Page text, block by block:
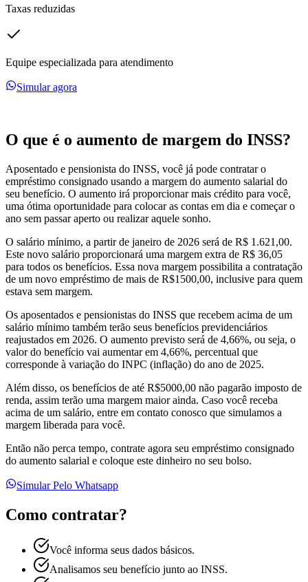
Taxas reduzidas
Equipe especializada para atendimento
Simular agora
O que é o aumento de margem do INSS?
Aposentado e pensionista do INSS, você já pode contratar o
empréstimo consignado usando a margem do aumento salarial do
seu benefício. O aumento irá proporcionar mais crédito para você,
uma ótima oportunidade para colocar as contas em dia e começar o
ano sem passar aperto ou realizar aquele sonho.
O salário mínimo, a partir de janeiro de 2026 será de R$ 1.621,00.
Este novo salário proporcionará uma margem extra de R$ 36,05
para todos os benefícios. Essa nova margem possibilita a contratação
de um novo empréstimo de mais de R$1500,00, inclusive para quem
estava sem margem.
Os aposentados e pensionistas do INSS que recebem acima de um
salário mínimo também terão seus benefícios previdenciários
reajustados em 2026. O aumento previsto será de 4,66%, ou seja, o
valor do benefício vai aumentar em 4,66%, percentual que
corresponde à variação do INPC (inflação) do ano de 2025.
Além disso, os benefícios de até R$5000,00 não pagarão imposto de
renda, assim terão uma margem maior ainda. Caso você receba
acima de um salário, entre em contato conosco que simulamos a
margem liberada para você.
Então não perca tempo, contrate agora seu empréstimo consignado
do aumento salarial e coloque este dinheiro no seu bolso.
Simular Pelo Whatsapp
Como contratar?
Você informa seus dados básicos.
Analisamos seu benefício junto ao INSS.